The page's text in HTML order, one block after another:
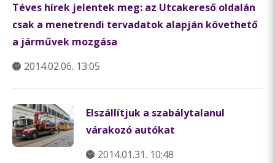
Téves hírek jelentek meg: az Utcakereső oldalán
csak a menetrendi tervadatok alapján követhető
a járművek mozgása
2014.02.06. 13:05
Elszállítjuk a szabálytalanul
várakozó autókat
2014.01.31. 10:48